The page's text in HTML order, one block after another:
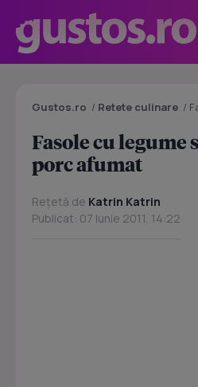
Gustos.ro / Retete culinare /
Fasole cu legume
porc afumat
Rețetă de Katrin Katrin
Publicat: 07 Iunie 2011, 14:22